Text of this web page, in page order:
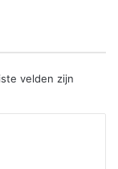
velden zijn